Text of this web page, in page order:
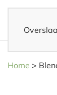
Home >